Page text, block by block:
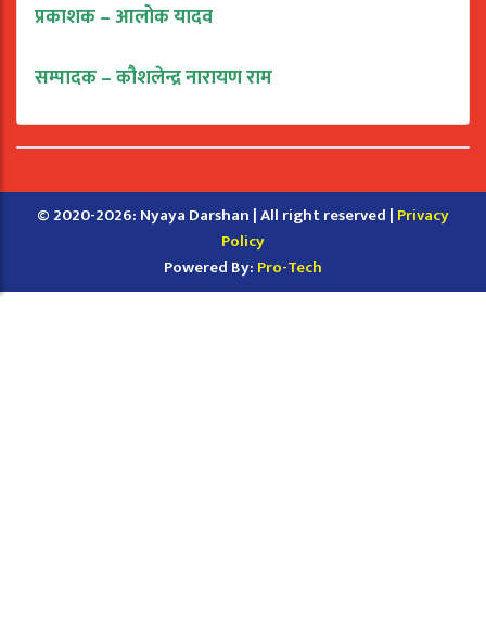
प्रकाशक – आलोक यादव
सम्पादक – कौशलेन्द्र नारायण राम
© 2020-2026: Nyaya Darshan | All right reserved | Privacy
Policy
Powered By: Pro-Tech